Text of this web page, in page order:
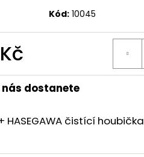
Kód: 10045
dostanete
HASEGAWA čistící houbička